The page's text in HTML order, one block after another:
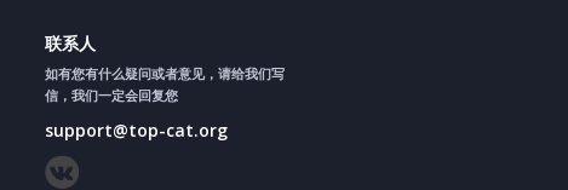
联系人
如有您有什么疑问或者意见，请给我们写
信，我们一定会回复您
support@top-cat.org